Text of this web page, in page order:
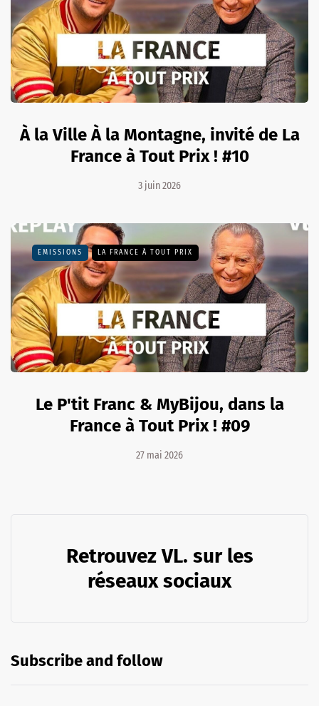
À la Ville À la Montagne, invité de La
France à Tout Prix ! #10
3 juin 2026
EMISSIONS LA FRANCE À TOUT PRIX
Le P'tit Franc & MyBijou, dans la
France à Tout Prix ! #09
27 mai 2026
Retrouvez VL. sur les
réseaux sociaux
Subscribe and follow